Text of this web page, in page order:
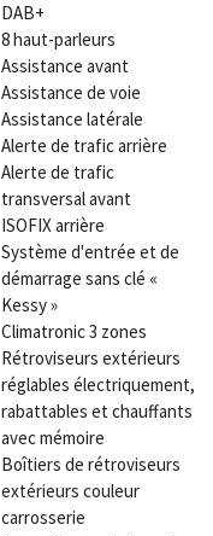
DAB+
8 haut-parleurs
Assistance avant
Assistance de voie
Assistance latérale
Alerte de trafic arrière
Alerte de trafic
transversal avant
ISOFIX arrière
Système d'entrée et de
démarrage sans clé «
Kessy »
Climatronic 3 zones
Rétroviseurs extérieurs
réglables électriquement,
rabattables et chauffants
avec mémoire
Boîtiers de rétroviseurs
extérieurs couleur
carrosserie